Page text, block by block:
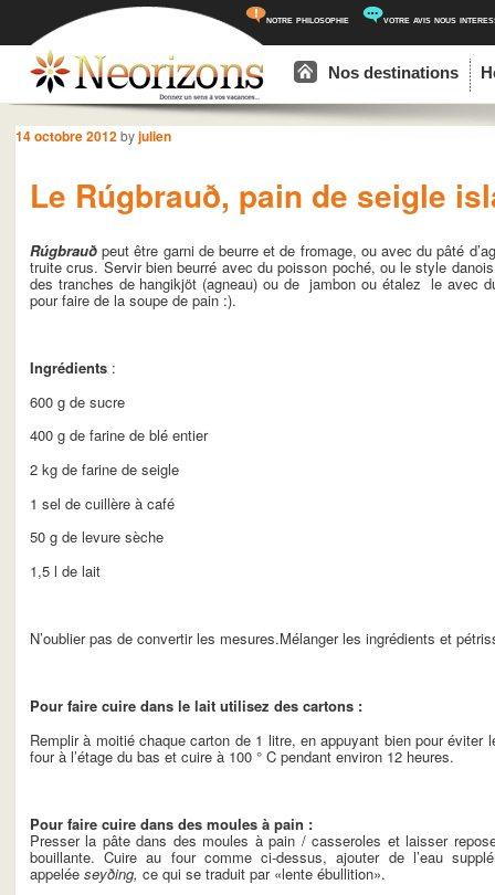
notre philosophie votre avis nous
Aller au contenu principal
Aller au contenu secondaire
Nos destinations
Navigation des articles
Le Rúgbrauð, pain de seigle
14 octobre 2012byjulien
Rúgbrauð peut être garni de beurre et de fromage, ou avec du pâté
truite crus. Servir bien beurré avec du poisson poché, ou le style
des tranches de hangikjöt (agneau) ou de jambon ou étalez le avec
pour faire de la soupe de pain :).
Ingrédients :
600 g de sucre
400 g de farine de blé entier
2 kg de farine de seigle
1 sel de cuillère à café
50 g de levure sèche
1,5 l de lait
N’oublier pas de convertir les mesures.Mélanger les ingrédients et
Pour faire cuire dans le lait utilisez des cartons :
Remplir à moitié chaque carton de 1 litre, en appuyant bien pour éviter
four à l’étage du bas et cuire à 100 ° C pendant environ 12 heures.
Pour faire cuire dans des moules à pain :
Presser la pâte dans des moules à pain / casseroles et laisser
bouillante. Cuire au four comme ci-dessus, ajouter de l’eau
appelée seyðing, ce qui se traduit par «lente ébullition».